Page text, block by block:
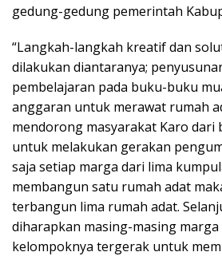
gedung-gedung pemerintah
“Langkah-langkah kreatif dan
dilakukan diantaranya;
pembelajaran pada buku-buku
anggaran untuk merawat rumah
mendorong masyarakat Karo dari
untuk melakukan gerakan
saja setiap marga dari lima
membangun satu rumah adat
terbangun lima rumah adat.
diharapkan masing-masing
kelompoknya tergerak untuk